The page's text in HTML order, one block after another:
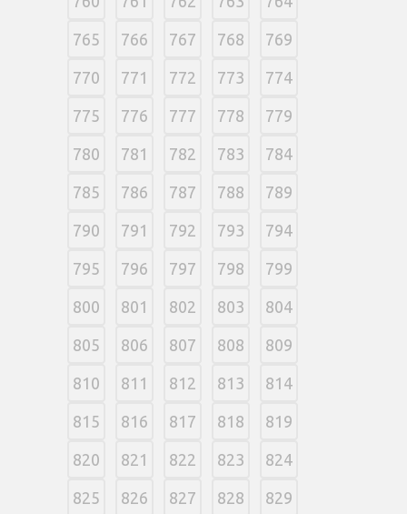
765 766 767 768 769
770 771 772 773 774
775 776 777 778 779
780 781 782 783 784
785 786 787 788 789
790 791 792 793 794
795 796 797 798 799
800 801 802 803 804
805 806 807 808 809
810 811 812 813 814
815 816 817 818 819
820 821 822 823 824
825 826 827 828 829